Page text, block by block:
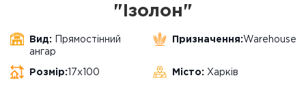
"Ізолон"
Вид: Прямостінний
ангар
Призначення:Warehouse
Розмір: 17х100 Місто: Харків